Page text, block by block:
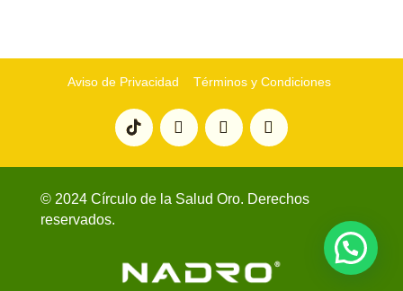
Aviso de Privacidad Términos y Condiciones
© 2024 Círculo de la Salud Oro. Derechos
reservados.